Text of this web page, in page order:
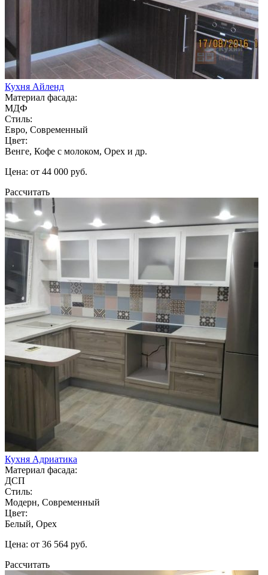
Кухня Айленд
Материал фасада:
МДФ
Стиль:
Евро, Современный
Цвет:
Венге, Кофе с молоком, Орех и др.
Цена: от 44 000 руб.
Рассчитать
Кухня Адриатика
Материал фасада:
ДСП
Стиль:
Модерн, Современный
Цвет:
Белый, Орех
Цена: от 36 564 руб.
Рассчитать